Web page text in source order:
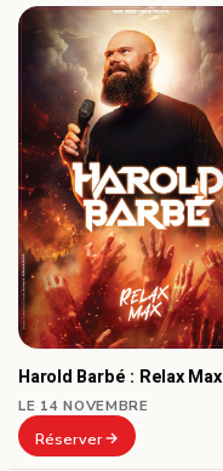
Harold Barbé : Relax Max
LE 14 NOVEMBRE
Réserver